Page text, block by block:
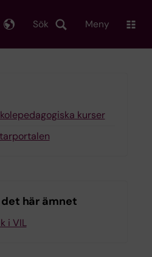
Sök Meny
kurser
här ämnet
i VIL